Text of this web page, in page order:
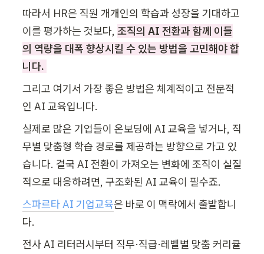
따라서 HR은 직원 개개인의 학습과 성장을 기대하고
이를 평가하는 것보다, 조직의 AI 전환과 함께 이들
의 역량을 대폭 향상시킬 수 있는 방법을 고민해야 합
니다.
그리고 여기서 가장 좋은 방법은 체계적이고 전문적
인 AI 교육입니다.
실제로 많은 기업들이 온보딩에 AI 교육을 넣거나, 직
무별 맞춤형 학습 경로를 제공하는 방향으로 가고 있
습니다. 결국 AI 전환이 가져오는 변화에 조직이 실질
적으로 대응하려면, 구조화된 AI 교육이 필수죠.
스파르타 AI 기업교육은 바로 이 맥락에서 출발합니
다.
전사 AI 리터러시부터 직무·직급·레벨별 맞춤 커리큘